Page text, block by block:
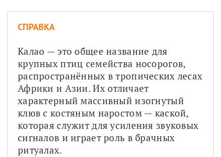
СПРАВКА
Калао — это общее название для
крупных птиц семейства носорогов,
распространённых в тропических лесах
Африки и Азии. Их отличает
характерный массивный изогнутый
клюв с костяным наростом — каской,
которая служит для усиления звуковых
сигналов и играет роль в брачных
ритуалах.